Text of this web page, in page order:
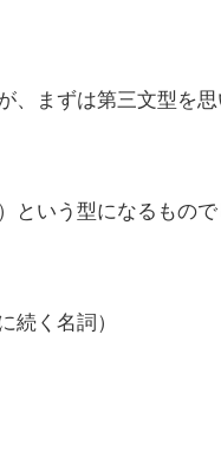
、まずは第三文型を思
という型になるもので
続く名詞）